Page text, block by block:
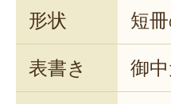
形状 短
表書き 御